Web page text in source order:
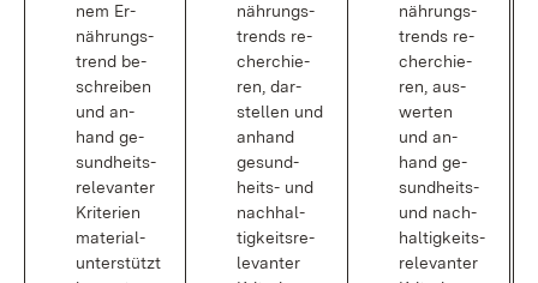
nem Er­
näh­rungs­
trend be­
schrei­ben
und an­
hand ge­
sund­heits­
re­le­van­ter
Kri­te­ri­en
ma­te­ri­al­
un­ter­stützt
näh­rungs­
trends re­
cher­chie­
ren, dar­
stel­len und
an­hand
ge­sund­
heits- und
nach­hal­
tig­keits­re­
le­van­ter
näh­rungs­
trends re­
cher­chie­
ren, aus­
wer­ten
und an­
hand ge­
sund­heits-
und nach­
hal­tig­keits­
re­le­van­ter